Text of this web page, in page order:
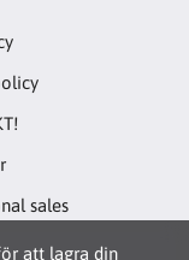
att lagra din
sales